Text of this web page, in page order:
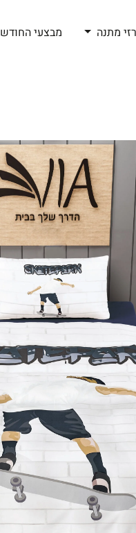
מתנה מבצעי החודש